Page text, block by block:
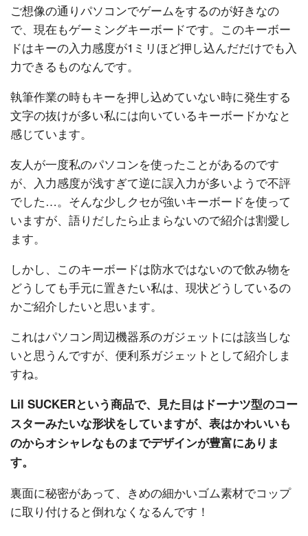
ご想像の通りパソコンでゲームをするのが好きなの
で、現在もゲーミングキーボードです。このキーボー
ドはキーの入力感度が1ミリほど押し込んだだけでも入
力できるものなんです。
執筆作業の時もキーを押し込めていない時に発生する
文字の抜けが多い私には向いているキーボードかなと
感じています。
友人が一度私のパソコンを使ったことがあるのです
が、入力感度が浅すぎて逆に誤入力が多いようで不評
でした…。そんな少しクセが強いキーボードを使って
いますが、語りだしたら止まらないので紹介は割愛し
ます。
しかし、このキーボードは防水ではないので飲み物を
どうしても手元に置きたい私は、現状どうしているの
かご紹介したいと思います。
これはパソコン周辺機器系のガジェットには該当しな
いと思うんですが、便利系ガジェットとして紹介しま
すね。
Lil SUCKERという商品で、見た目はドーナツ型のコー
スターみたいな形状をしていますが、表はかわいいも
のからオシャレなものまでデザインが豊富にありま
す。
裏面に秘密があって、きめの細かいゴム素材でコップ
に取り付けると倒れなくなるんです！